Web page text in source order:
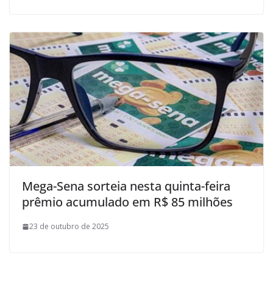
Mega-Sena sorteia nesta quinta-feira
prêmio acumulado em R$ 85 milhões
23 de outubro de 2025